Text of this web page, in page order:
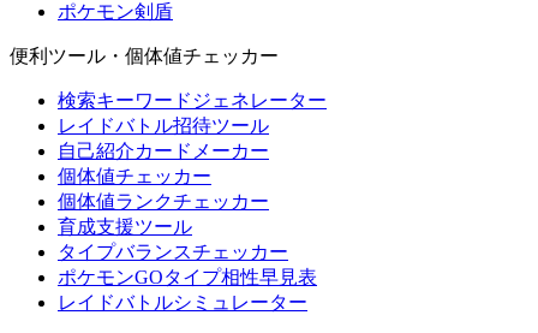
ポケモン剣盾
便利ツール・個体値チェッカー
検索キーワードジェネレーター
レイドバトル招待ツール
自己紹介カードメーカー
個体値チェッカー
個体値ランクチェッカー
育成支援ツール
タイプバランスチェッカー
ポケモンGOタイプ相性早見表
レイドバトルシミュレーター